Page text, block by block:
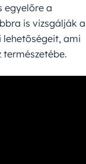
egyelőre a
is vizsgálják a
ami